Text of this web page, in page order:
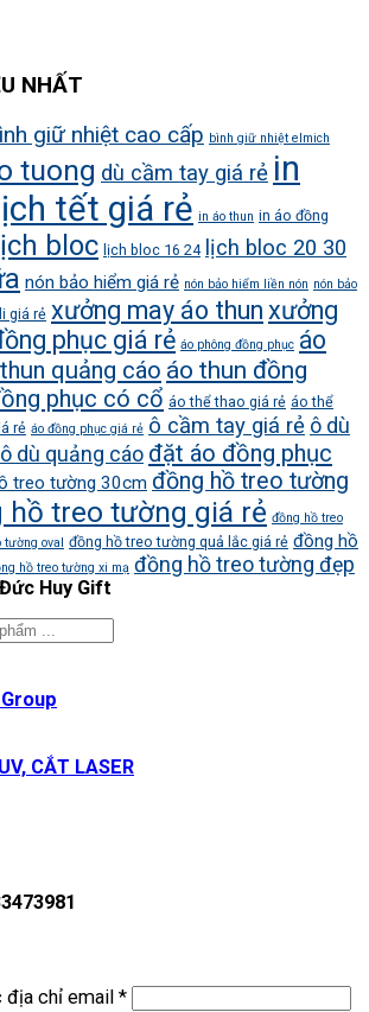
NHẤT
giữ nhiệt cao cấp bình giữ nhiệt elmich
tuong dù cầm tay giá rẻ in
tết giá rẻ in áo thun in áo đồng
bloc lịch bloc 16 24 lịch bloc 20 30
nón bảo hiểm giá rẻ nón bảo hiểm liền nón nón bảo
giá rẻ xưởng may áo thun xưởng
phục giá rẻ áo phông đồng phục áo
quảng cáo áo thun đồng
phục có cổ áo thể thao giá rẻ áo thể
rẻ áo đồng phục giá rẻ ô cầm tay giá rẻ ô dù
ô dù quảng cáo đặt áo đồng phục
treo tường 30cm đồng hồ treo tường
hồ treo tường giá rẻ đồng hồ treo
tường oval đồng hồ treo tường quả lắc giá rẻ đồng hồ
hồ treo tường xi mạ đồng hồ treo tường đẹp
Đức Huy Gift
CẮT LASER
địa chỉ email *